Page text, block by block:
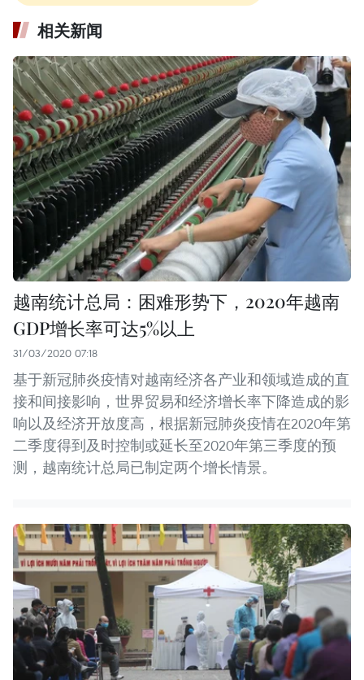
相关新闻
越南统计总局：困难形势下，2020年越南
GDP增长率可达5%以上
31/03/2020 07:18
基于新冠肺炎疫情对越南经济各产业和领域造成的直
接和间接影响，世界贸易和经济增长率下降造成的影
响以及经济开放度高，根据新冠肺炎疫情在2020年第
二季度得到及时控制或延长至2020年第三季度的预
测，越南统计总局已制定两个增长情景。